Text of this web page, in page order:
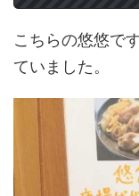
こちらの悠悠で
ていました。